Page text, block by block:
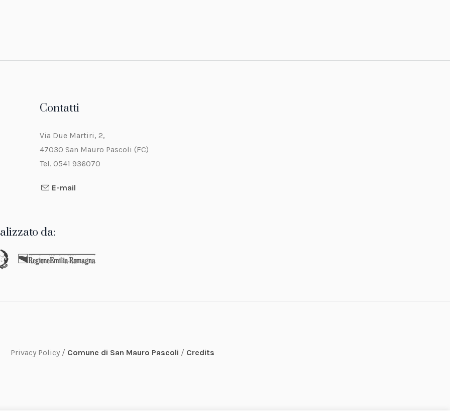
Contatti
Via Due Martiri, 2,
47030 San Mauro Pascoli (FC)
Tel. 0541 936070
E-mail
da:
Privacy Policy / Comune di San Mauro Pascoli / Credits